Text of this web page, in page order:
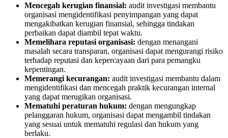
Mencegah kerugian finansial: audit investigasi membantu
organisasi mengidentifikasi penyimpangan yang dapat
mengakibatkan kerugian finansial, sehingga tindakan
perbaikan dapat diambil tepat waktu.
Memelihara reputasi organisasi: dengan menangani
masalah secara transparan, organisasi dapat mengurangi risiko
terhadap reputasi dan kepercayaan dari para pemangku
kepentingan.
Memerangi kecurangan: audit investigasi membantu dalam
mengidentifikasi dan mencegah praktik kecurangan internal
yang dapat merugikan organisasi.
Mematuhi peraturan hukum: dengan mengungkap
pelanggaran hukum, organisasi dapat mengambil tindakan
yang sesuai untuk mematuhi regulasi dan hukum yang
berlaku.